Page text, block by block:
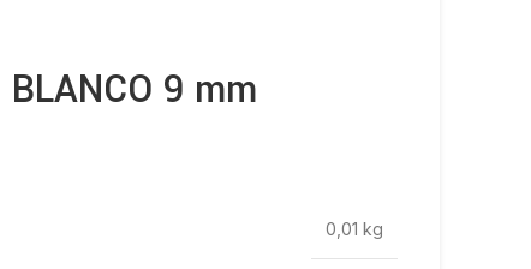
BLANCO 9 mm
0,01 kg